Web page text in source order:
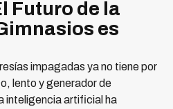
Futuro de la
es
impagadas ya no tiene por
lento y generador de
inteligencia artificial ha